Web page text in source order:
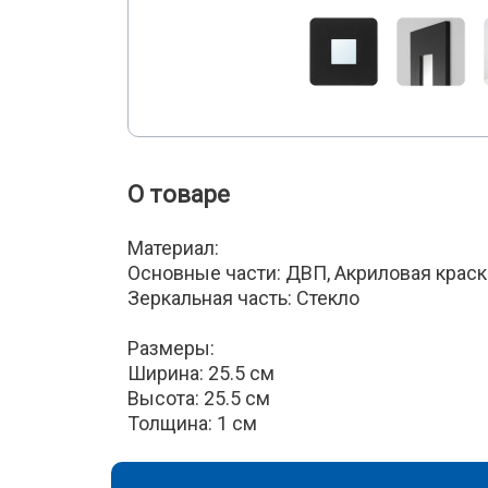
О товаре
Материал:
Основные части: ДВП, Акриловая
Зеркальная часть: Стекло
Размеры:
Ширина: 25.5 см
Высота: 25.5 см
Толщина: 1 см